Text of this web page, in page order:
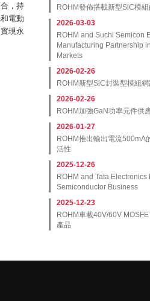
，持
電動
現永
ROHM發佈搭載新型SiC模
2026-03-03
ROHM and Suchi Semicon
Manufacturing Partnership
Markets
2026-02-26
ROHM新型SiC封裝型模組網
2026-02-26
ROHM加強GaN功率元件供
2026-01-27
ROHM推出輸出電流500mA
活性
2025-12-26
ROHM and Tata
Semiconductor Business
2025-12-23
ROHM車載40V/60V
產品